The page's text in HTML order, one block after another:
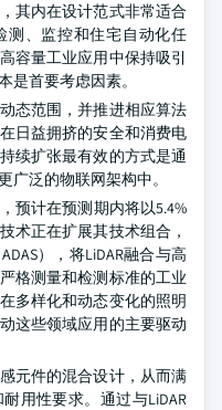
其内在设计范式非常适合
测、监控和住宅自动化任
容量工业应用中保持吸引
是首要考虑因素。
态范围，并推进相应算法
日益拥挤的安全和消费电
续扩张最有效的方式是通
广泛的物联网架构中。
预计在预测期内将以5.4%
术正在扩展其技术组合，
），将LiDAR融合与高
格测量和检测标准的工业
多样化和动态变化的照明
这些领域应用的主要驱动
元件的混合设计，从而满
用性要求。通过与LiDAR